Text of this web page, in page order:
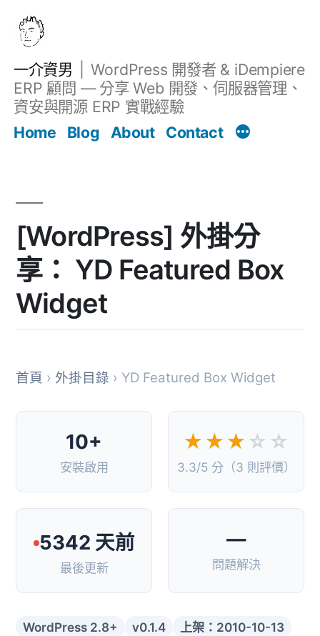
一介資男
WordPress 開發者 & iDempiere
ERP 顧問 — 分享 Web 開發、伺服器管理、
資安與開源 ERP 實戰經驗
Home
Blog About Contact
[WordPress] 外掛分
享： YD Featured Box
Widget
首頁 › 外掛目錄 › YD Featured Box Widget
10+
安裝啟用
★★★ ☆☆
3.3/5 分（3 則評價）
5342 天前
最後更新
—
問題解決
WordPress 2.8+ v0.1.4 上架：2010-10-13
文章